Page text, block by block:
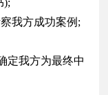
);
我方成功案例;
定我方为最终中